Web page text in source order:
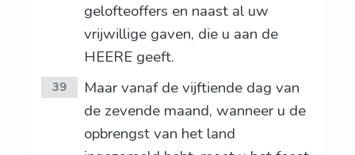
gelofteoffers en naast al uw
vrijwillige gaven, die u aan de
HEERE geeft.
39
Maar vanaf de vijftiende dag van
de zevende maand, wanneer u de
opbrengst van het land